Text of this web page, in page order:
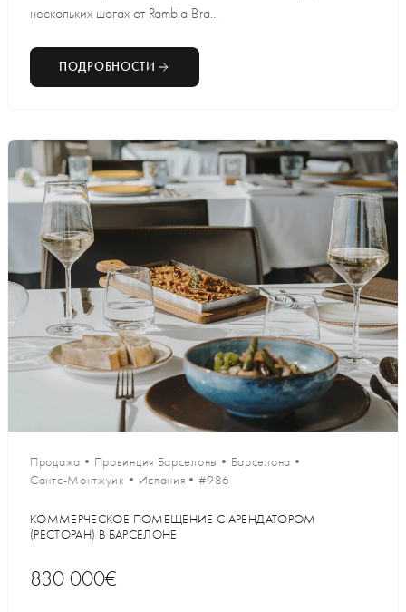
нескольких шагах от Rambla Bra...
ПОДРОБНОСТИ
Продажа • Провинция Барселоны • Барселона •
Сантс-Монтжуик • Испания •#986
КОММЕРЧЕСКОЕ ПОМЕЩЕНИЕ С АРЕНДАТОРОМ
(РЕСТОРАН) В БАРСЕЛОНЕ
830 000€